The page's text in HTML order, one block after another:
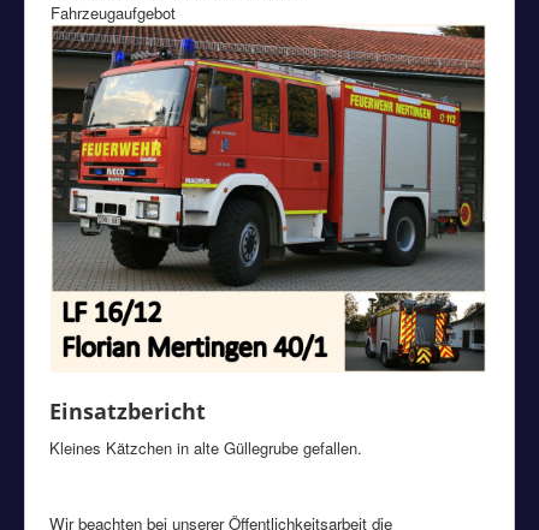
Fahrzeugaufgebot
Einsatzbericht
Kleines Kätzchen in alte Güllegrube gefallen.
Wir beachten bei unserer Öffentlichkeitsarbeit die